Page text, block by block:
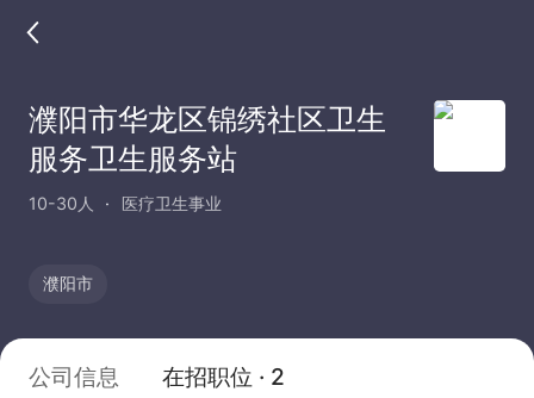
濮阳市华龙区锦绣社区卫生
服务卫生服务站
10-30人 医疗卫生事业
濮阳市
公司信息 在招职位 · 2